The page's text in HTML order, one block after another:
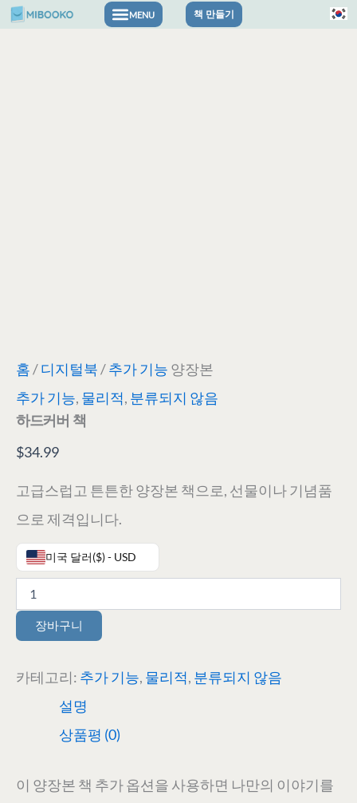
콘
책 만들기
홈/디지털북/추가 기능 양장본
추가 기능, 물리적, 분류되지 않음
하드커버 책
$34.99
고급스럽고 튼튼한 양장본 책으로, 선물이나 기념품
으로 제격입니다.
미국 달러($) - USD
Hardcover
Book
장바구니
카테고리: 추가 기능, 물리적, 분류되지 않음
설명
상품평 (0)
이 양장본 책 추가 옵션을 사용하면 나만의 이야기를